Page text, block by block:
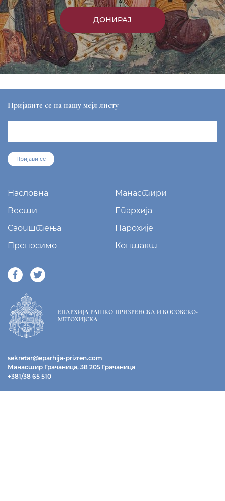
ДОНИРАЈ
Пријавите се на нашу мејл листу
Пријави се
Насловна
Манастири
Вести
Епархија
Саопштења
Парохије
Преносимо
Контакт
ЕПАРХИЈА РАШКО-ПРИЗРЕНСКА И КОСОВСКО-
МЕТОХИЈСКА
sekretar@eparhija-prizren.com
Манастир Грачаница, 38 205 Грачаница
+381/38 65 510